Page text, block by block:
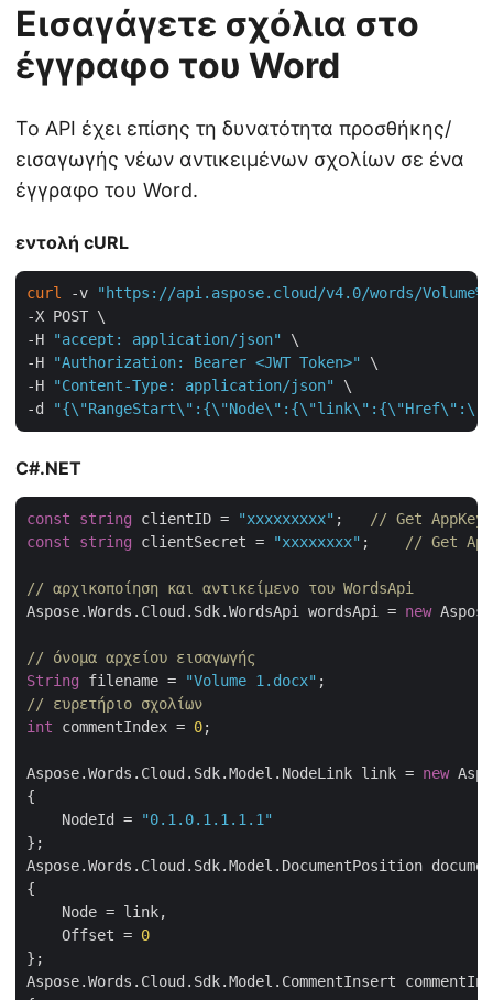
Εισαγάγετε σχόλια στο
έγγραφο του Word
Το API έχει επίσης τη δυνατότητα προσθήκης/
εισαγωγής νέων αντικειμένων σχολίων σε ένα
έγγραφο του Word.
εντολή cURL
curl -v
"https://api.aspose.cloud/v4.0/words/
-X POST \
-H
"accept: application/json"
\
-H
"Authorization: Bearer <JWT Token>"
\
-H
"Content-Type: application/json"
\
-d
C#.NET
const string clientID = "xxxxxxxxx" ;
// Get
const
string clientSecret = "xxxxxxxx" ; // Get
// αρχικοποίηση και αντικείμενο του WordsApi
Aspose.Words.Cloud.Sdk.WordsApi wordsApi = new
// όνομα αρχείου εισαγωγής
String filename = "Volume 1.docx"
// ευρετήριο σχολίων
int commentIndex = 0;
Aspose.Words.Cloud.Sdk.Model.NodeLink link = new
{
    NodeId =
"0.1.0.1.1.1.1"
};
Aspose.Words.Cloud.Sdk.Model.DocumentPosition
{
    Node = link,
    Offset =
0
};
Aspose.Words.Cloud.Sdk.Model.CommentInsert